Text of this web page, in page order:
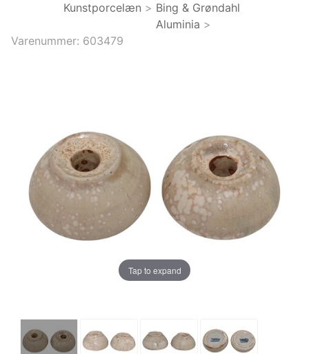
Kunstporcelæn > Bing & Grøndahl
Aluminia >
Varenummer: 603479
Tap to expand